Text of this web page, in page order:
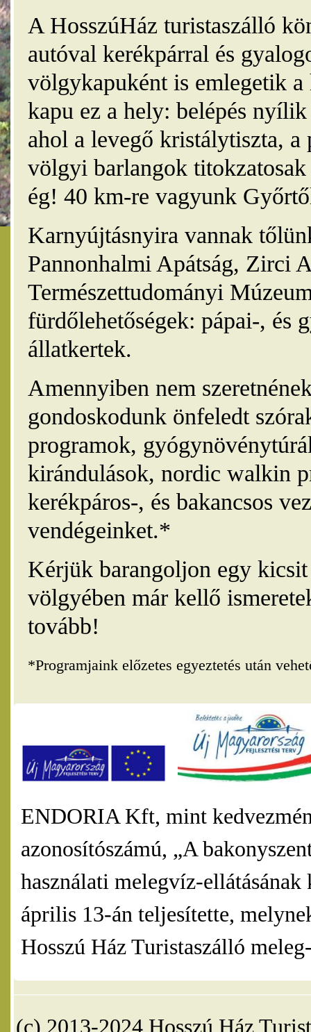
A HosszúHáz turistaszálló
autóval kerékpárral és
völgykapuként is emlegetik
kapu ez a hely: belépés
ahol a levegő kristálytiszta, a
völgyi barlangok
ég! 40 km-re vagyunk
Karnyújtásnyira vannak
Pannonhalmi Apátság, Zirci
Természettudományi
fürdőlehetőségek: pápai-, és
állatkertek.
Amennyiben nem
gondoskodunk önfeledt
programok,
kirándulások, nordic walkin
kerékpáros-, és bakancsos
vendégeinket.*
Kérjük barangoljon egy
völgyében már kellő
tovább!
*Programjaink előzetes egyeztetés után
ENDORIA Kft, mint
azonosítószámú, „A
használati melegvíz-
április 13-án teljesítette,
Hosszú Ház Turistaszálló
(c) 2013-2024 Hosszú Ház